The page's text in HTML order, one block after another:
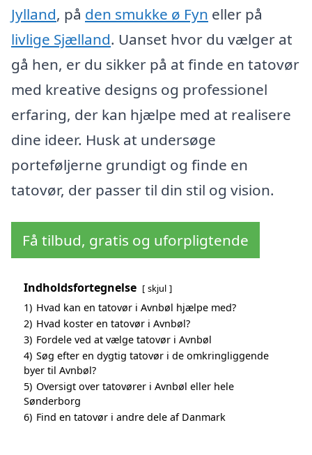
Jylland, på den smukke ø Fyn eller på
livlige Sjælland. Uanset hvor du vælger at
gå hen, er du sikker på at finde en tatovør
med kreative designs og professionel
erfaring, der kan hjælpe med at realisere
dine ideer. Husk at undersøge
porteføljerne grundigt og finde en
tatovør, der passer til din stil og vision.
Få tilbud, gratis og uforpligtende
Indholdsfortegnelse skjul
1) Hvad kan en tatovør i Avnbøl hjælpe med?
2) Hvad koster en tatovør i Avnbøl?
3) Fordele ved at vælge tatovør i Avnbøl
4) Søg efter en dygtig tatovør i de omkringliggende
byer til Avnbøl?
5) Oversigt over tatovører i Avnbøl eller hele
Sønderborg
6) Find en tatovør i andre dele af Danmark